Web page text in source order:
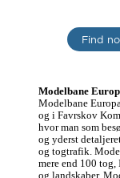
Find
Modelbane
Modelbane
og i Favrskov
hvor man som
og yderst
og togtrafik.
mere end 100
og landskaber.